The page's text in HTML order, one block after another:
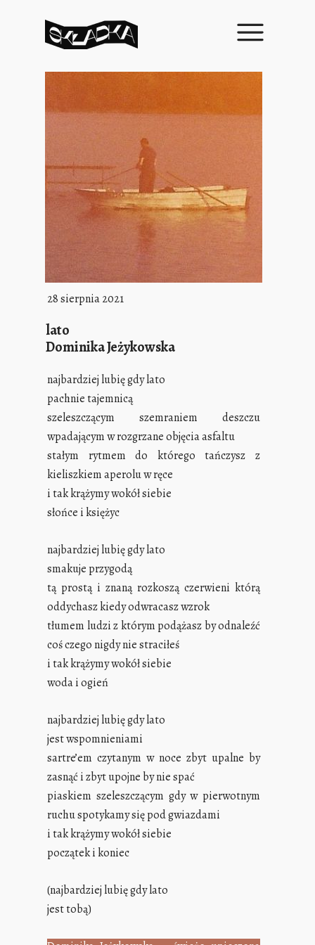
28 sierpnia 2021
lato
Dominika Jeżykowska
najbardziej lubię gdy lato
pachnie tajemnicą
szeleszczącym szemraniem deszczu
wpadającym w rozgrzane objęcia asfaltu
stałym rytmem do którego tańczysz z
kieliszkiem aperolu w ręce
i tak krążymy wokół siebie
słońce i księżyc
najbardziej lubię gdy lato
smakuje przygodą
tą prostą i znaną rozkoszą czerwieni którą
oddychasz kiedy odwracasz wzrok
tłumem ludzi z którym podążasz by odnaleźć
coś czego nigdy nie straciłeś
i tak krążymy wokół siebie
woda i ogień
najbardziej lubię gdy lato
jest wspomnieniami
sartre’em czytanym w noce zbyt upalne by
zasnąć i zbyt upojne by nie spać
piaskiem szeleszczącym gdy w pierwotnym
ruchu spotykamy się pod gwiazdami
i tak krążymy wokół siebie
początek i koniec
(najbardziej lubię gdy lato
jest tobą)